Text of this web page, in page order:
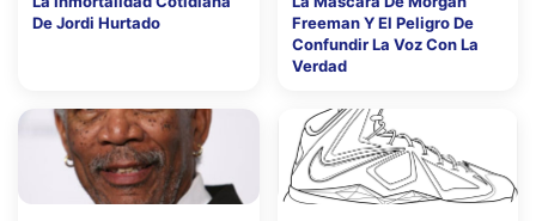
De Jordi Hurtado
Freeman Y El Peligro De
Confundir La Voz Con La
Verdad